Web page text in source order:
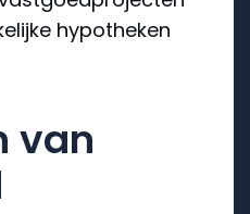
hypotheken
van